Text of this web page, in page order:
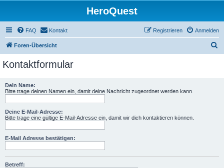
HeroQuest
FAQ Kontakt Anmelden
Registrieren
Foren-Übersicht
Kontaktformular
Dein Name:
Bitte trage deinen Namen ein, damit deine Nachricht zugeordnet werden kann.
Deine E-Mail-Adresse:
Bitte trage eine gültige E-Mail-Adresse ein, damit wir dich kontaktieren können.
E-Mail Adresse bestätigen:
Betreff: